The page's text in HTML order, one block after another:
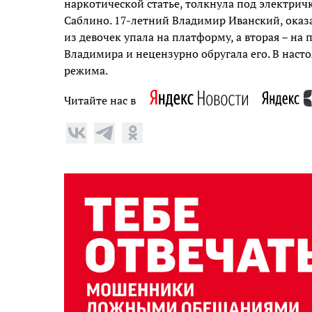
наркотической статье, толкнула под
Саблино. 17-летний Владимир Иванский,
из девочек упала на платформу, а вторая –
Владимира и нецензурно обругала его. В
режима.
Читайте нас в